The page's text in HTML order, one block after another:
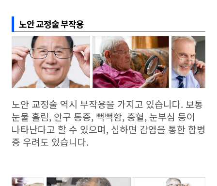
노안 교정술 부작용
노안 교정술 역시 부작용을 가지고 있습니다. 보통
눈물 흘림, 안구 통증, 뻑뻑함, 충혈, 눈부심 등이
나타난다고 할 수 있으며, 심하면 감염을 통한 합병
증 우려도 있습니다.